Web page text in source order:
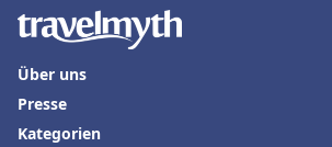
Über uns
Presse
Kategorien